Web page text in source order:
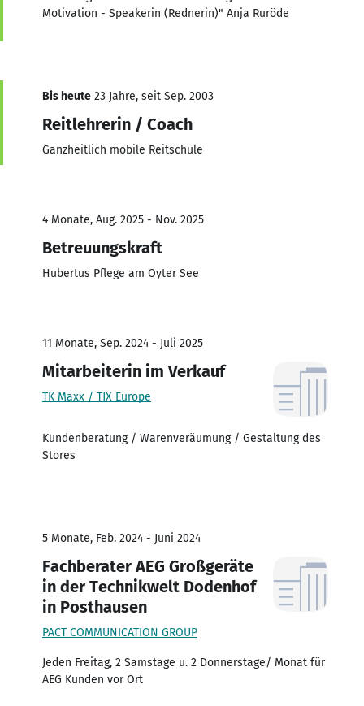
Motivation - Speakerin (Rednerin)" Anja Ruröde
Bis heute 23 Jahre, seit Sep. 2003
Reitlehrerin / Coach
Ganzheitlich mobile Reitschule
4 Monate, Aug. 2025 - Nov. 2025
Betreuungskraft
Hubertus Pflege am Oyter See
11 Monate, Sep. 2024 - Juli 2025
Mitarbeiterin im Verkauf
TK Maxx / TJX Europe
Kundenberatung / Warenveräumung / Gestaltung des
Stores
5 Monate, Feb. 2024 - Juni 2024
Fachberater AEG Großgeräte
in der Technikwelt Dodenhof
in Posthausen
PACT COMMUNICATION GROUP
Jeden Freitag, 2 Samstage u. 2 Donnerstage/ Monat für
AEG Kunden vor Ort